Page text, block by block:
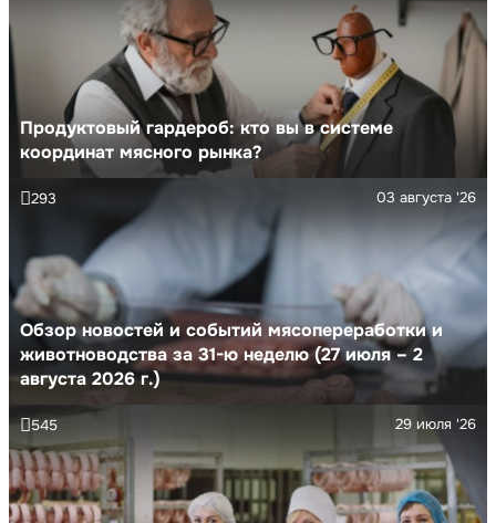
Продуктовый гардероб: кто вы в системе
координат мясного рынка?
Обзор новостей и событий мясопереработки и
животноводства за 31-ю неделю (27 июля – 2
августа 2026 г.)
03 августа '26
293
29 июля '26
545